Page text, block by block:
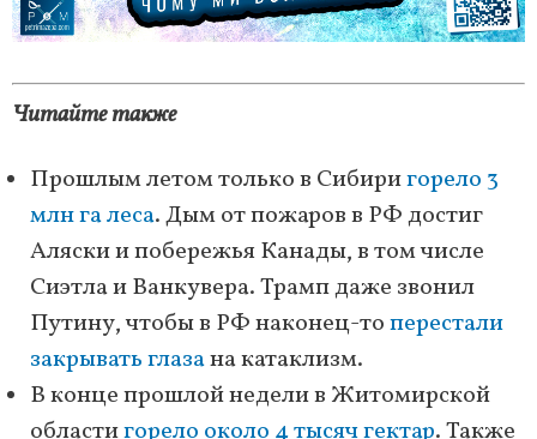
Читайте также
Прошлым летом только в Сибиригорело 3
млн га леса. Дым от пожаров в РФ достиг
Аляски и побережья Канады, в том числе
Сиэтла и Ванкувера. Трамп даже звонил
Путину, чтобы в РФ наконец-топерестали
закрывать глазана катаклизм.
В конце прошлой недели в Житомирской
областигорело около 4 тысяч гектар. Также